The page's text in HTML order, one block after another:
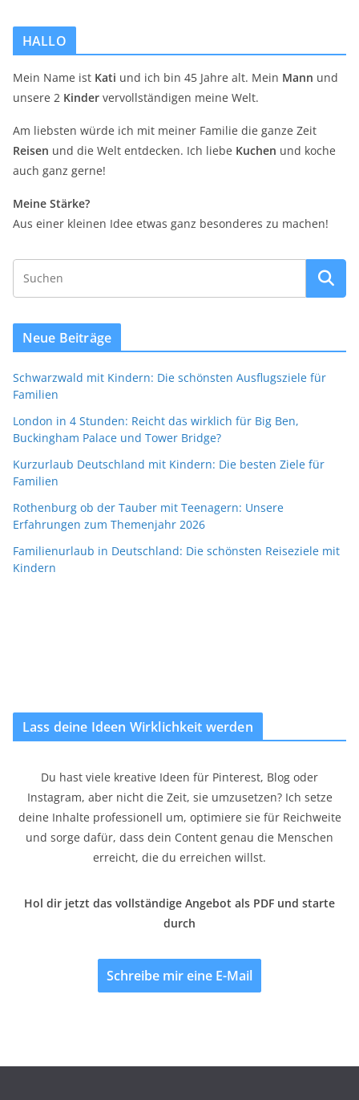
HALLO
Mein Name ist Kati und ich bin 45 Jahre alt. Mein Mann und
unsere 2 Kinder vervollständigen meine Welt.
Am liebsten würde ich mit meiner Familie die ganze Zeit
Reisen und die Welt entdecken. Ich liebe Kuchen und koche
auch ganz gerne!
Meine Stärke?
Aus einer kleinen Idee etwas ganz besonderes zu machen!
Neue Beiträge
Schwarzwald mit Kindern: Die schönsten Ausflugsziele für
Familien
London in 4 Stunden: Reicht das wirklich für Big Ben,
Buckingham Palace und Tower Bridge?
Kurzurlaub Deutschland mit Kindern: Die besten Ziele für
Familien
Rothenburg ob der Tauber mit Teenagern: Unsere
Erfahrungen zum Themenjahr 2026
Familienurlaub in Deutschland: Die schönsten Reiseziele mit
Kindern
Lass deine Ideen Wirklichkeit werden
Du hast viele kreative Ideen für Pinterest, Blog oder
Instagram, aber nicht die Zeit, sie umzusetzen? Ich setze
deine Inhalte professionell um, optimiere sie für Reichweite
und sorge dafür, dass dein Content genau die Menschen
erreicht, die du erreichen willst.
Hol dir jetzt das vollständige Angebot als PDF und starte
durch
Schreibe mir eine E-Mail